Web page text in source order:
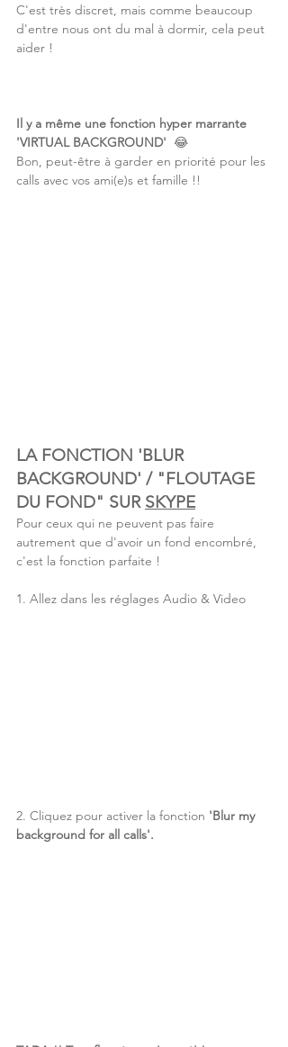
C'est très discret, mais comme beaucoup
d'entre nous ont du mal à dormir, cela peut
aider !
Il y a même une fonction hyper marrante
'VIRTUAL BACKGROUND' 😂
Bon, peut-être à garder en priorité pour les
calls avec vos ami(e)s et famille !!
LA FONCTION 'BLUR
BACKGROUND' / "FLOUTAGE
DU FOND" SUR SKYPE
Pour ceux qui ne peuvent pas faire
autrement que d'avoir un fond encombré,
c'est la fonction parfaite !
1. Allez dans les réglages Audio & Video
2. Cliquez pour activer la fonction 'Blur my
background for all calls'.